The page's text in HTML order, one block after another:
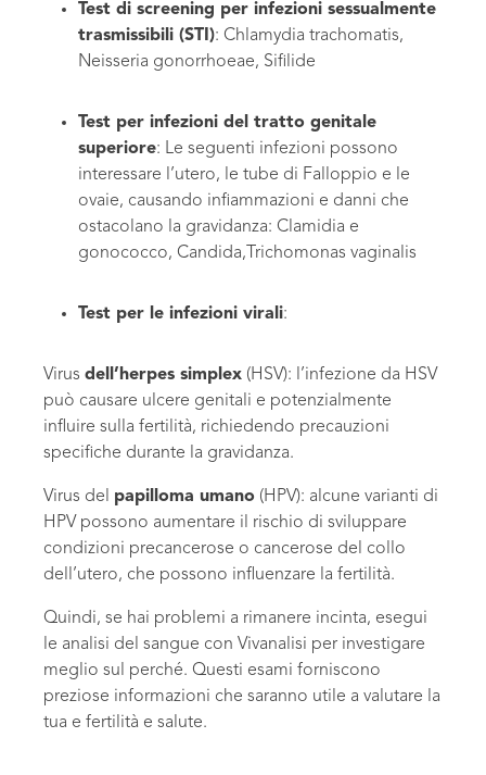
Test di screening per infezioni sessualmente
trasmissibili (STI): Chlamydia trachomatis,
Neisseria gonorrhoeae, Sifilide
Test per infezioni del tratto genitale
superiore: Le seguenti infezioni possono
interessare l’utero, le tube di Falloppio e le
ovaie, causando infiammazioni e danni che
ostacolano la gravidanza: Clamidia e
gonococco, Candida,Trichomonas vaginalis
Test per le infezioni virali:
Virus dell’herpes simplex (HSV): l’infezione da HSV
può causare ulcere genitali e potenzialmente
influire sulla fertilità, richiedendo precauzioni
specifiche durante la gravidanza.
Virus del papilloma umano (HPV): alcune varianti di
HPV possono aumentare il rischio di sviluppare
condizioni precancerose o cancerose del collo
dell’utero, che possono influenzare la fertilità.
Quindi, se hai problemi a rimanere incinta, esegui
le analisi del sangue con Vivanalisi per investigare
meglio sul perché. Questi esami forniscono
preziose informazioni che saranno utile a valutare la
tua e fertilità e salute.